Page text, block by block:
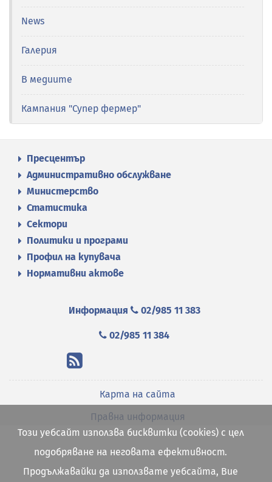
News
Галерия
В медиите
Кампания "Супер фермер"
Пресцентър
Административно обслужване
Министерство
Статистика
Сектори
Политики и програми
Профил на купувача
Нормативни актове
Информация 02/985 11 383
02/985 11 384
Карта на сайта
Правна информация
Този уебсайт използва бисквитки (cookies) с цел
подобряване на неговата ефективност.
Продължавайки да използвате уебсайта, Вие